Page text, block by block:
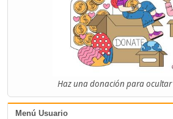
Haz una donación para
Menú Usuario